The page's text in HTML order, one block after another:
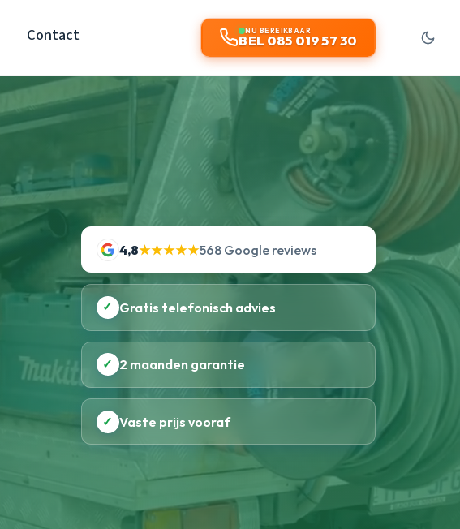
Contact NU BEREIKBAAR
BEL 085 019 57 30
4,8★★★★★568 Google reviews
✓ Gratis telefonisch advies
✓ 2 maanden garantie
✓ Vaste prijs vooraf